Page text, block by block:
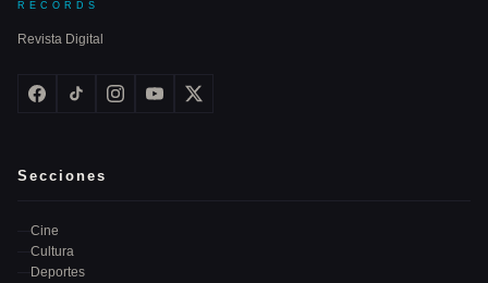
RECORDS
Revista Digital
Secciones
Cine
Cultura
Deportes